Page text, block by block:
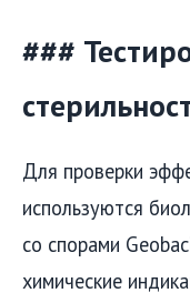
###
Для проверки
используются
со спорами
химические